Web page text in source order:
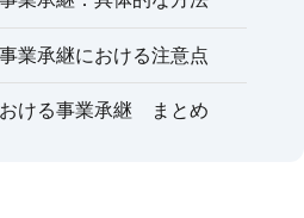
業承継における注意点
ける事業承継 まとめ